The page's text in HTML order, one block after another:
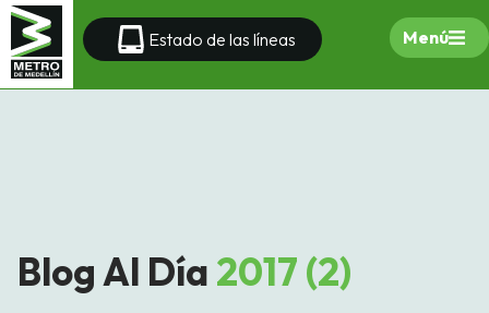
Estado de las líneas Menú
Blog Al Día 2017 (2)